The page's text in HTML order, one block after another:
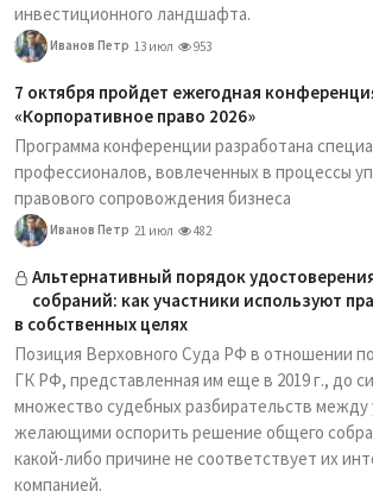
инвестиционного ландшафта.
Иванов Петр 13 июл 953
7 октября пройдет ежегодная
«Корпоративное право 2026»
Программа конференции разработана
профессионалов, вовлеченных в процессы
правового сопровождения бизнеса
Иванов Петр 21 июл 482
Альтернативный порядок
собраний: как участники используют
в собственных целях
Позиция Верховного Суда РФ в отношении
ГК РФ, представленная им еще в 2019 г., до
множество судебных разбирательств между
желающими оспорить решение общего
какой-либо причине не соответствует их
компанией.